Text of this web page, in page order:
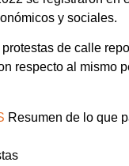
y sociales.
de calle
respecto al mismo
Resumen de lo que